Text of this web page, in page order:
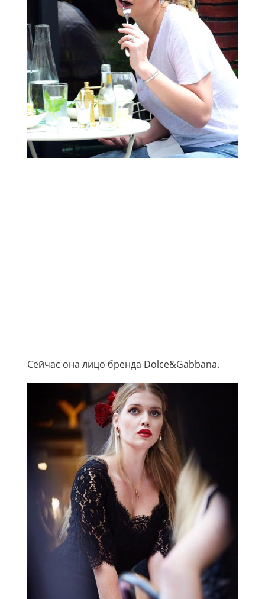
Сейчас она лицо бренда Dolce&Gabbana.